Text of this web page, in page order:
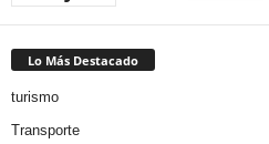
Lo Más Destacado
turismo
Transporte